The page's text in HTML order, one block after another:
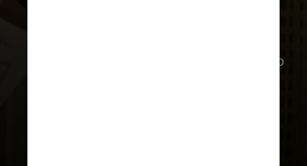
elenco foi divulgada pela Netflix. E no